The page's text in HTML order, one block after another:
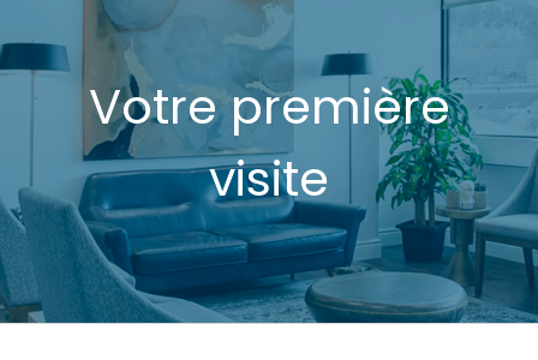
Votre première
visite